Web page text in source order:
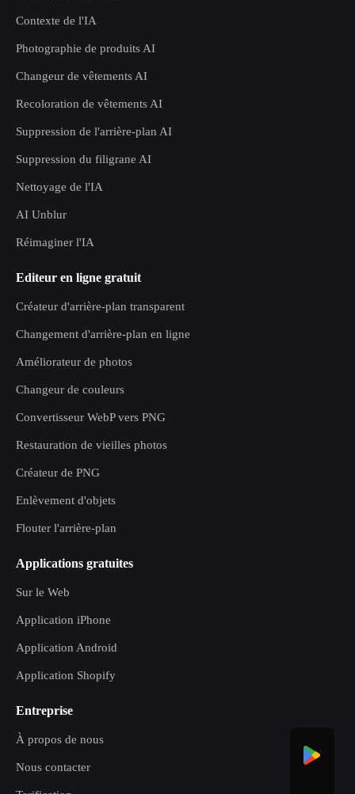
Contexte de l'IA
Photographie de produits AI
Changeur de vêtements AI
Recoloration de vêtements AI
Suppression de l'arrière-plan AI
Suppression du filigrane AI
Nettoyage de l'IA
AI Unblur
Réimaginer l'IA
Editeur en ligne gratuit
Créateur d'arrière-plan transparent
Changement d'arrière-plan en ligne
Améliorateur de photos
Changeur de couleurs
Convertisseur WebP vers PNG
Restauration de vieilles photos
Créateur de PNG
Enlèvement d'objets
Flouter l'arrière-plan
Applications gratuites
Sur le Web
Application iPhone
Application Android
Application Shopify
Entreprise
À propos de nous
Nous contacter